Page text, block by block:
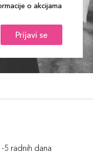
o akcijama
Prijavi se
5 radnih dana